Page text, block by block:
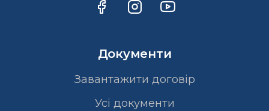
Документи
Завантажити договір
Усі документи